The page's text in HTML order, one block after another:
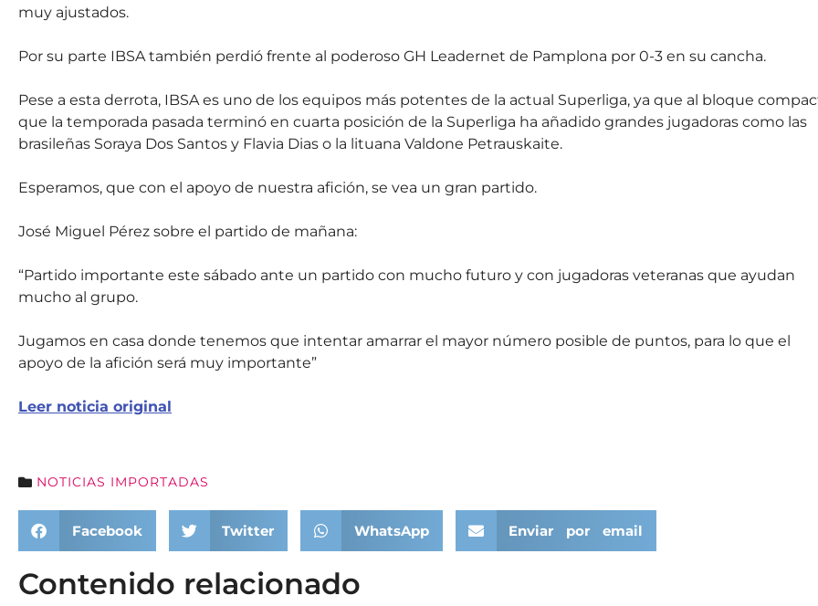
muy ajustados.
Por su parte IBSA también perdió frente al poderoso GH Leadernet de Pamplona por 0-3 en su cancha.
Pese a esta derrota, IBSA es uno de los equipos más potentes de la actual Superliga, ya que al bloque
que la temporada pasada terminó en cuarta posición de la Superliga ha añadido grandes jugadoras como las
brasileñas Soraya Dos Santos y Flavia Dias o la lituana Valdone Petrauskaite.
Esperamos, que con el apoyo de nuestra afición, se vea un gran partido.
José Miguel Pérez sobre el partido de mañana:
“Partido importante este sábado ante un partido con mucho futuro y con jugadoras veteranas que ayudan
mucho al grupo.
Jugamos en casa donde tenemos que intentar amarrar el mayor número posible de puntos, para lo que el
apoyo de la afición será muy importante”
Leer noticia original
NOTICIAS IMPORTADAS
Facebook Twitter WhatsApp Enviar por email
Contenido relacionado